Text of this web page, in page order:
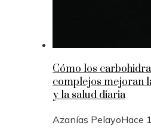
Cómo los
complejos mejoran
y la salud diaria
Azanías PelayoHace